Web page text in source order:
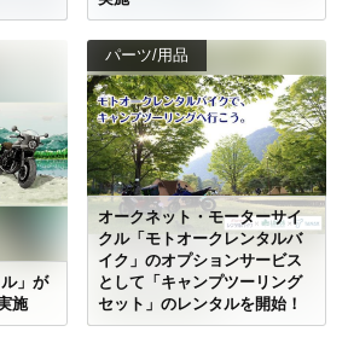
」が
施
パーツ/用品
オークネット・モーターサイ
クル「モトオークレンタルバ
イク」のオプションサービス
として「キャンプツーリング
セット」のレンタルを開始！